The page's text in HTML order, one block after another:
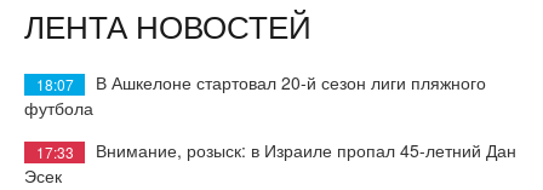
ЛЕНТА НОВОСТЕЙ
18:07
В Ашкелоне стартовал 20-й сезон лиги пляжного
футбола
17:33
Внимание, розыск: в Израиле пропал 45-летний Дан
Эсек